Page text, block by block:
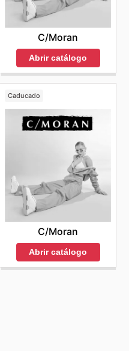
C/Moran
Abrir catálogo
Caducado
C/Moran
Abrir catálogo